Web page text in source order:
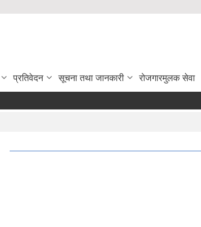
प्रतिवेदन सूचना तथा जानकारी रोजगारमुलक सेवा